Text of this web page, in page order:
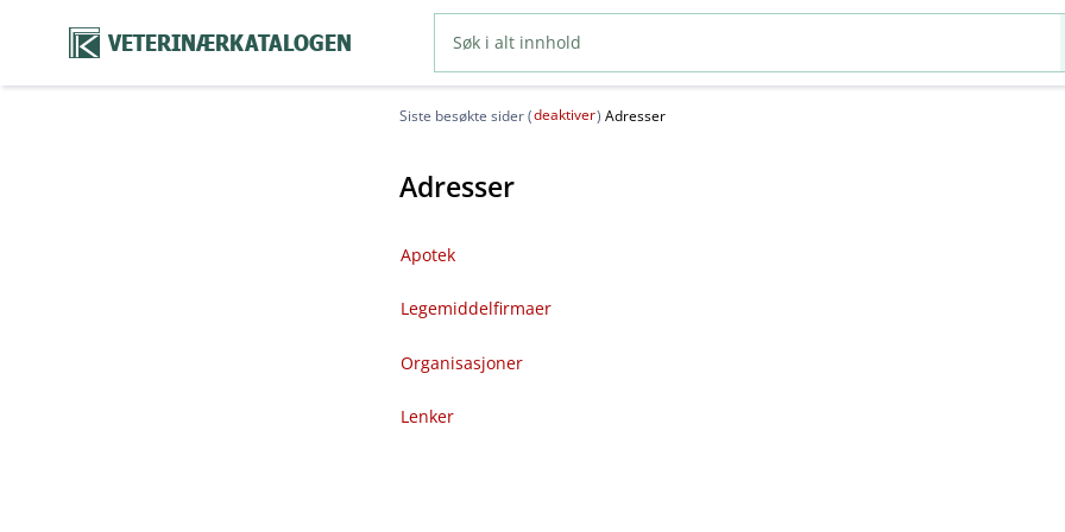
VETERINÆRKATALOGEN
Siste besøkte sider (deaktiver) Adresser
Adresser
Apotek
Legemiddelfirmaer
Organisasjoner
Lenker